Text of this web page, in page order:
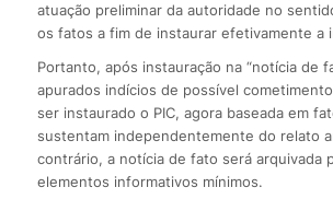
atuação preliminar da autoridade no
os fatos a fim de instaurar efetivamente a
Portanto, após instauração na “notícia de
apurados indícios de possível
ser instaurado o PIC, agora baseada em
sustentam independentemente do relato
contrário, a notícia de fato será arquivada
elementos informativos mínimos.